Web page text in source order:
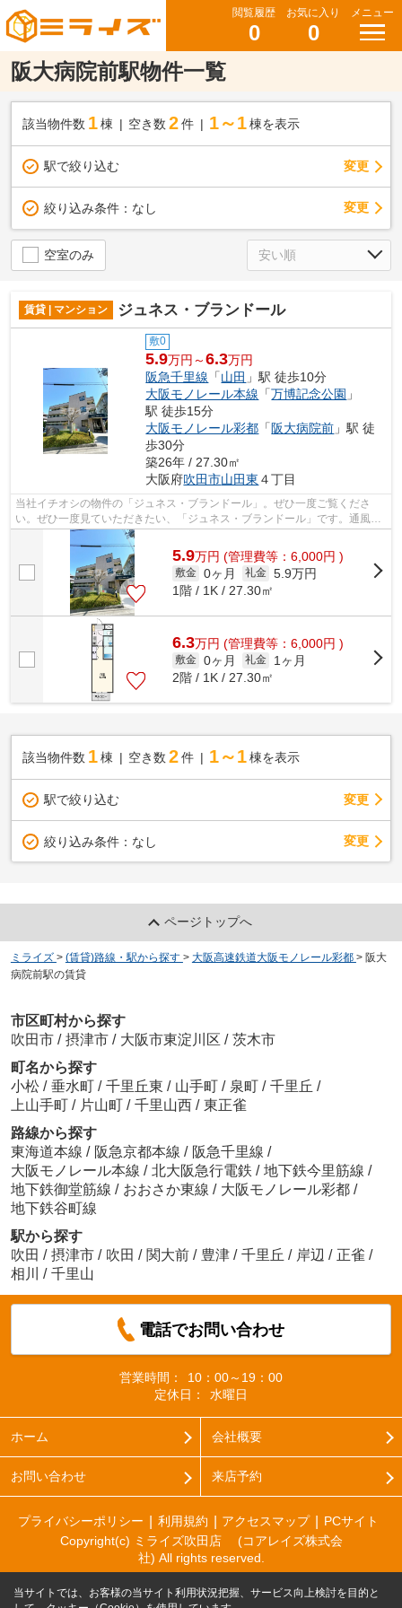
閲覧履歴
0
お気に入り
0
メニュー
阪大病院前駅物件一覧
該当物件数 1棟 空き数 2 件 1～1 棟を表示
駅で絞り込む 変更
絞り込み条件： なし 変更
空室のみ
賃貸 | マンション ジュネス・ブランドール
敷0
5.9万円～6.3万円
阪急千里線 「山田 」駅 徒歩10分
大阪モノレール本線 「万博記念公園 」
駅 徒歩15分
大阪モノレール彩都 「 阪大病院前 」駅 徒
歩30分
築26年 / 27.30㎡
大阪府吹田市山田東 ４丁目
当社イチオシの物件の「ジュネス・ブランドール」。ぜひ一度ご覧くださ
い。ぜひ一度見ていただきたい、「ジュネス・ブランドール」です。通風シ
ステムが整った、住環境の良い安心のマ...
5.9万円 (管理費等：6,000円 )
敷金 0ヶ月 礼金 5.9万円
1階 / 1K / 27.30㎡
6.3万円 (管理費等：6,000円 )
敷金 0ヶ月 礼金
1ヶ月
2階 / 1K / 27.30㎡
該当物件数 1棟 空き数 2 件 1～1 棟を表示
駅で絞り込む 変更
絞り込み条件： なし 変更
ページトップへ
ミライズ > (賃貸)路線・駅から探す > 大阪高速鉄道大阪モノレール彩都 > 阪大
病院前駅の賃貸
市区町村から探す
吹田市 / 摂津市 / 大阪市東淀川区 / 茨木市
町名から探す
小松 / 垂水町 / 千里丘東 / 山手町 / 泉町 / 千里丘 /
上山手町 / 片山町 / 千里山西 / 東正雀
路線から探す
東海道本線 / 阪急京都本線 / 阪急千里線 /
大阪モノレール本線 / 北大阪急行電鉄 / 地下鉄今里筋線 /
地下鉄御堂筋線 / おおさか東線 / 大阪モノレール彩都 /
地下鉄谷町線
駅から探す
吹田 / 摂津市 / 吹田 / 関大前 / 豊津 / 千里丘 / 岸辺 / 正雀 /
相川
/ 千里山
電話でお問い合わせ
営業時間：
10：00～19：00
定休日：
水曜日
ホーム 会社概要
お問い合わせ 来店予約
プライバシーポリシー 利用規約 アクセスマップ
PCサイト
Copyright(c) ミライズ吹田店 (コアレイズ株式会
社) All rights reserved.
当サイトでは、お客様の当サイト利用状況把握、サービス向上検討を目的と